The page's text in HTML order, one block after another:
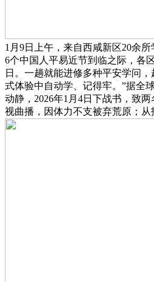
1月9日上午，来自西咸新区20余
6个中国人平易近节到临之际，各
日。一趟就能进修多种平安学问
式体验中自动学、记得牢。”据全
动静，2026年1月4日下战书，致
视曲播，因体力不支被弃荒原；从